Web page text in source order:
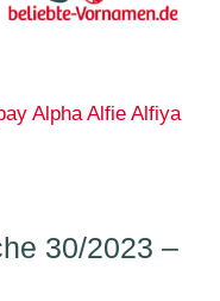
Alpha Alfie Alfiya
30/2023 –